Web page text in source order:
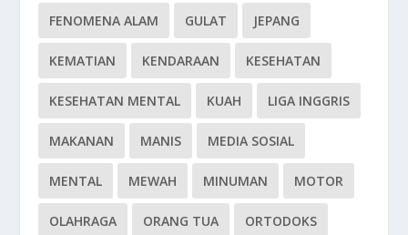
FENOMENA ALAM GULAT JEPANG
KEMATIAN KENDARAAN KESEHATAN
KESEHATAN MENTAL KUAH LIGA INGGRIS
MAKANAN MANIS MEDIA SOSIAL
MENTAL MEWAH MINUMAN MOTOR
OLAHRAGA ORANG TUA ORTODOKS